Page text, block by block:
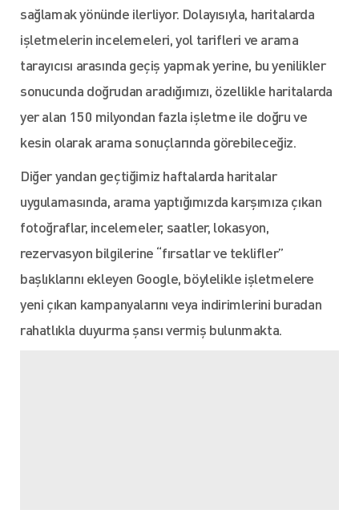
sağlamak yönünde ilerliyor. Dolayısıyla, haritalarda
işletmelerin incelemeleri, yol tarifleri ve arama
tarayıcısı arasında geçiş yapmak yerine, bu yenilikler
sonucunda doğrudan aradığımızı, özellikle haritalarda
yer alan 150 milyondan fazla işletme ile doğru ve
kesin olarak arama sonuçlarında görebileceğiz.
Diğer yandan geçtiğimiz haftalarda haritalar
uygulamasında, arama yaptığımızda karşımıza çıkan
fotoğraflar, incelemeler, saatler, lokasyon,
rezervasyon bilgilerine “fırsatlar ve teklifler”
başlıklarını ekleyen Google, böylelikle işletmelere
yeni çıkan kampanyalarını veya indirimlerini buradan
rahatlıkla duyurma şansı vermiş bulunmakta.